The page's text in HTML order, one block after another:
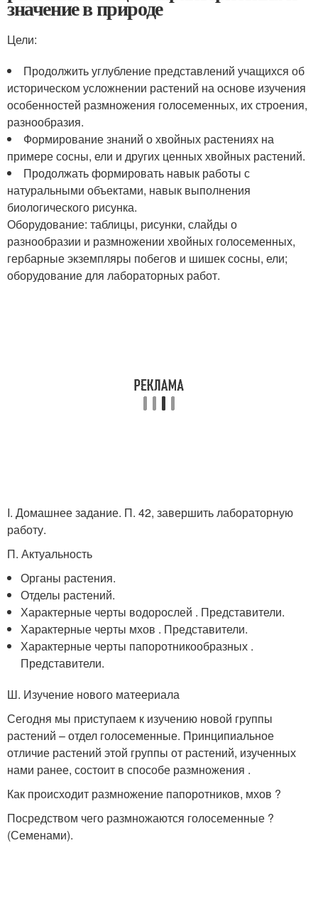
значение в природе
Цели:
Продолжить углубление представлений учащихся об
историческом усложнении растений на основе изучения
особенностей размножения голосеменных, их строения,
разнообразия.
Формирование знаний о хвойных растениях на
примере сосны, ели и других ценных хвойных растений.
Продолжать формировать навык работы с
натуральными объектами, навык выполнения
биологического рисунка.
Оборудование: таблицы, рисунки, слайды о
разнообразии и размножении хвойных голосеменных,
гербарные экземпляры побегов и шишек сосны, ели;
оборудование для лабораторных работ.
I. Домашнее задание. П. 42, завершить лабораторную
работу.
П. Актуальность
Органы растения.
Отделы растений.
Характерные черты водорослей . Представители.
Характерные черты мхов . Представители.
Характерные черты папоротникообразных .
Представители.
Ш. Изучение нового матеериала
Сегодня мы приступаем к изучению новой группы
растений – отдел голосеменные. Принципиальное
отличие растений этой группы от растений, изученных
нами ранее, состоит в способе размножения .
Как происходит размножение папоротников, мхов ?
Посредством чего размножаются голосеменные ?
(Семенами).